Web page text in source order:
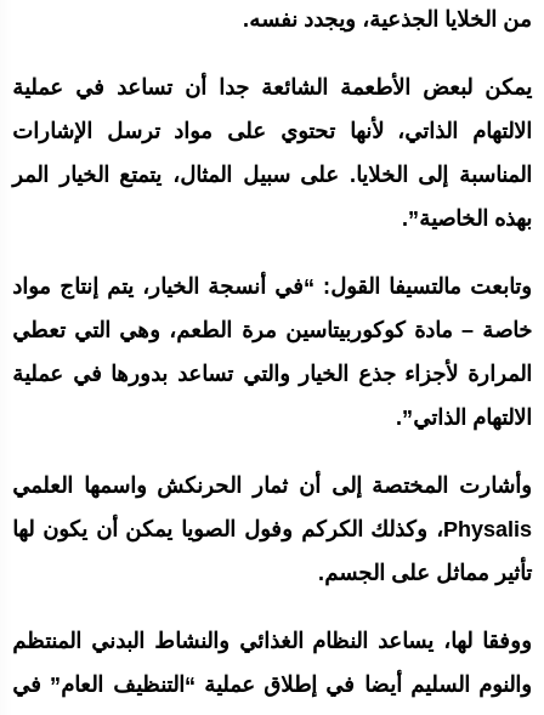
من الخلايا الجذعية، ويجدد نفسه.
يمكن لبعض الأطعمة الشائعة جدا أن تساعد في عملية
الالتهام الذاتي، لأنها تحتوي على مواد ترسل الإشارات
المناسبة إلى الخلايا. على سبيل المثال، يتمتع الخيار المر
بهذه الخاصية”.
وتابعت مالتسيفا القول: “في أنسجة الخيار، يتم إنتاج مواد
خاصة – مادة كوكوربيتاسين مرة الطعم، وهي التي تعطي
المرارة لأجزاء جذع الخيار والتي تساعد بدورها في عملية
الالتهام الذاتي”.
وأشارت المختصة إلى أن ثمار الحرنكش واسمها العلمي
Physalis، وكذلك الكركم وفول الصويا يمكن أن يكون لها
تأثير مماثل على الجسم.
ووفقا لها، يساعد النظام الغذائي والنشاط البدني المنتظم
والنوم السليم أيضا في إطلاق عملية “التنظيف العام” في